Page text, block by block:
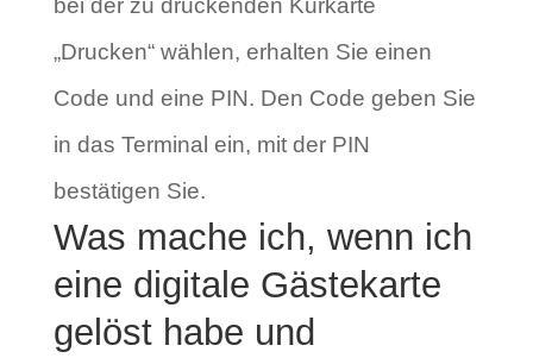
bei der zu druckenden Kurkarte
„Drucken“ wählen, erhalten Sie einen
Code und eine PIN. Den Code geben Sie
in das Terminal ein, mit der PIN
bestätigen Sie.
Was mache ich, wenn ich
eine digitale Gästekarte
gelöst habe und